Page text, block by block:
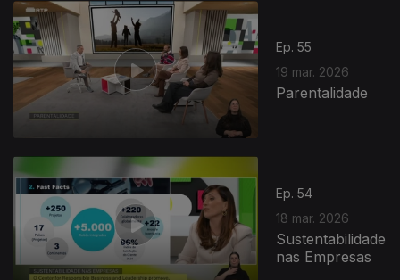
Ep. 55
19 mar. 2026
Parentalidade
Ep. 54
18 mar. 2026
Sustentabilidade
nas Empresas